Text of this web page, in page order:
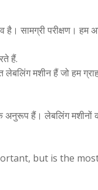
है। सामग्री परीक्षण।
हैं.
लेबलिंग मशीन हैं जो हम
हैं। लेबलिंग मशीनों
but is the